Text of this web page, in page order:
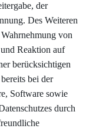
der
Des Weiteren
von
Reaktion auf
berücksichtigen
bei der
Software sowie
durch